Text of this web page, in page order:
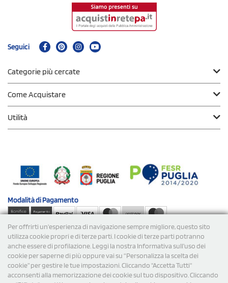
Per offrirti un'esperienza di navigazione sempre migliore, questo sito
utilizza cookie propri e di terze parti. I cookie di terze parti potranno
anche essere di profilazione. Leggi la nostra Informativa sull’uso dei
cookie per saperne di più oppure vai su “Personalizza la scelta dei
cookie” per gestire le tue impostazioni. Cliccando "Accetta Tutti"
acconsenti alla memorizzazione dei cookie sul tuo dispositivo. Cliccando
Seguici
Categorie più cercate
Come Acquistare
Utilità
Modalità diPagamento
Spedizioni